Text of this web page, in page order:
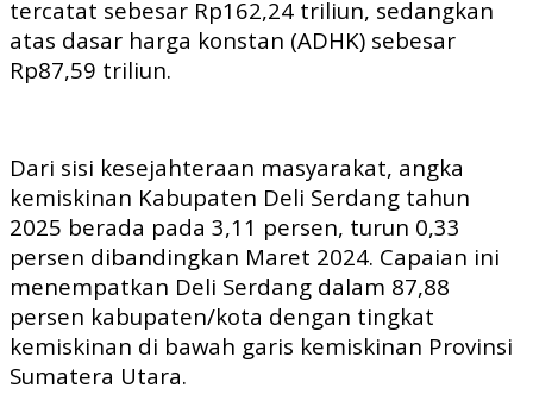
tercatat sebesar Rp162,24 triliun, sedangkan
atas dasar harga konstan (ADHK) sebesar
Rp87,59 triliun.
Dari sisi kesejahteraan masyarakat, angka
kemiskinan Kabupaten Deli Serdang tahun
2025 berada pada 3,11 persen, turun 0,33
persen dibandingkan Maret 2024. Capaian ini
menempatkan Deli Serdang dalam 87,88
persen kabupaten/kota dengan tingkat
kemiskinan di bawah garis kemiskinan Provinsi
Sumatera Utara.